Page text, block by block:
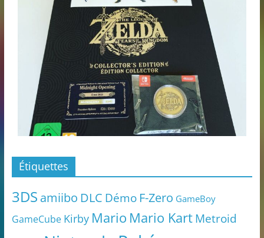
Étiquettes
3DS amiibo DLC Démo F-Zero GameBoy
GameCube Kirby Mario Mario KartMetroid